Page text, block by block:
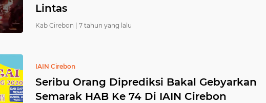
Lintas
Kab Cirebon | 7 tahun yang lalu
IAIN Cirebon
Seribu Orang Diprediksi Bakal Gebyarkan
Semarak HAB Ke 74 Di IAIN Cirebon